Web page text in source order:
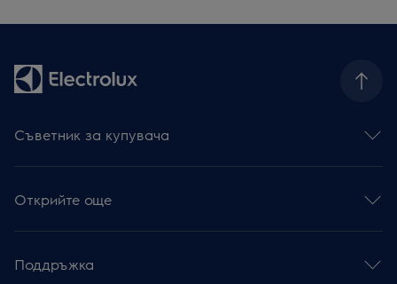
Съветник за купувача
Готварски плотове
Абсорбатори
Съдомиялни
Перални машини
Открийте още
Интелигентно свързан дом
Парова фурна за отличен вкус
Поддръжка